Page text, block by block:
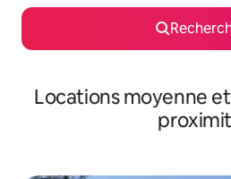
Locations moyenne